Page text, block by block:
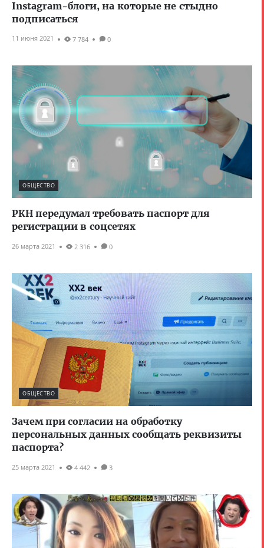
Instagram-блоги, на которые не стыдно
подписаться
11 июня 2021 7 784 0
ОБЩЕСТВО
РКН передумал требовать паспорт для
регистрации в соцсетях
26 марта 2021 2 316 0
ОБЩЕСТВО
Зачем при согласии на обработку
персональных данных сообщать реквизиты
паспорта?
25 марта 2021 4 442 3